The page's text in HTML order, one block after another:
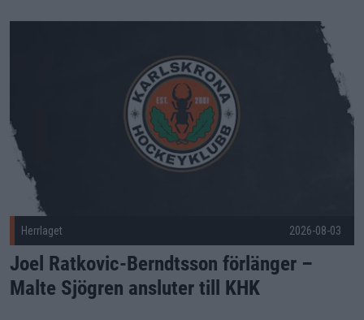
Joel Ratkovic-Berndtsson förlänger – Malte Sjögren
Herrlaget 2026-08-03
Joel Ratkovic-Berndtsson förlänger –
Malte Sjögren ansluter till KHK